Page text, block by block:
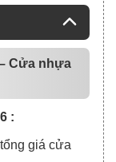
Cửa nhựa
:
giá cửa